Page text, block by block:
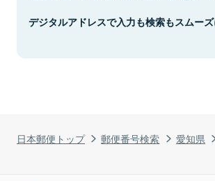
日本郵便トップ 郵便番号検索 愛知県
デジタルアドレスで入力も検索もスムーズ